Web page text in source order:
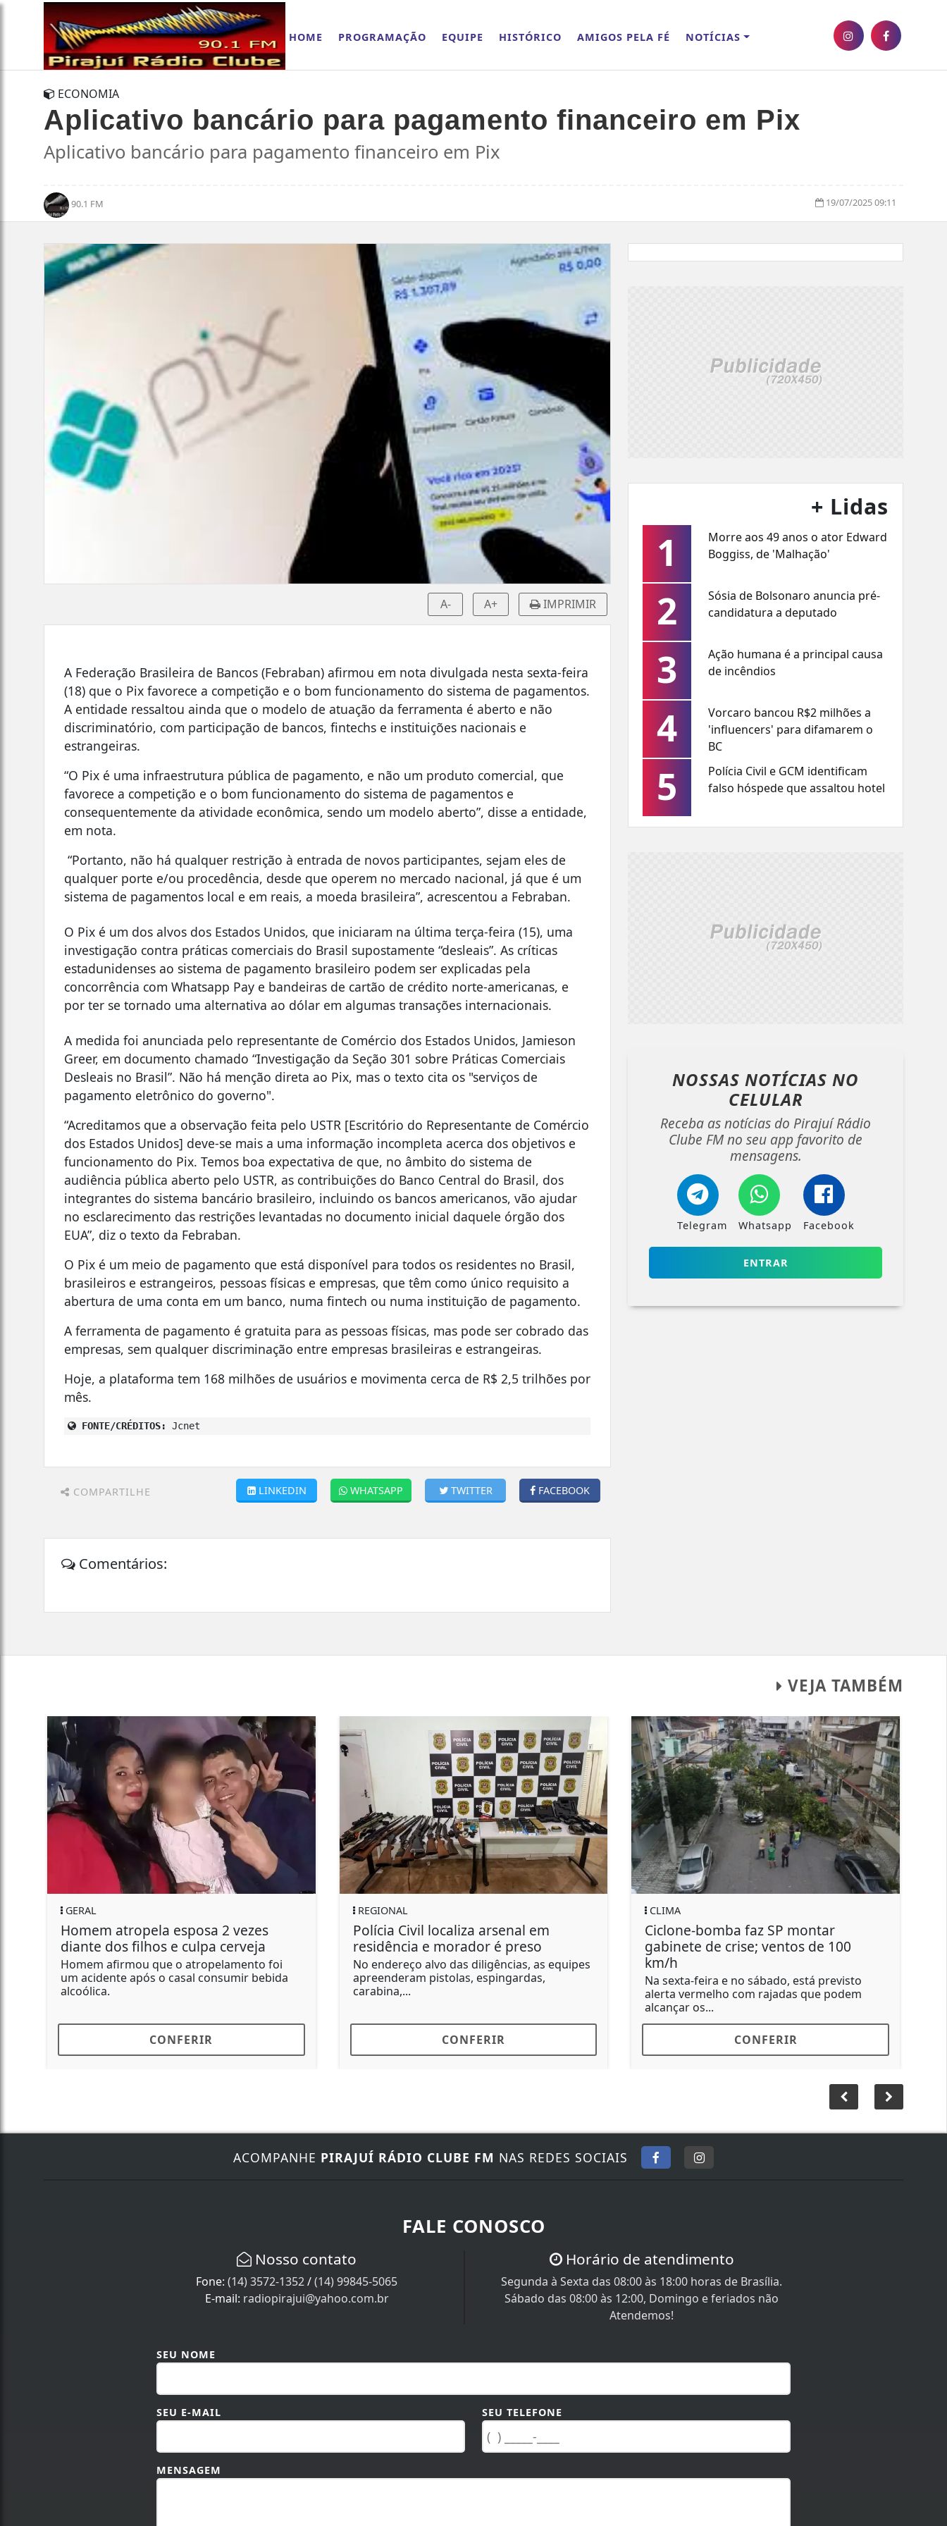
HOME PROGRAMAÇÃO EQUIPE HISTÓRICO AMIGOS PELA FÉ NOTÍCIAS
ECONOMIA
Aplicativo bancário para pagamento financeiro em Pix
Aplicativo bancário para pagamento financeiro em Pix
90.1 FM 19/07/2025 09:11
A- A+ IMPRIMIR
A Federação Brasileira de Bancos (Febraban) afirmou em nota divulgada nesta sexta-feira
(18) que o Pix favorece a competição e o bom funcionamento do sistema de pagamentos.
A entidade ressaltou ainda que o modelo de atuação da ferramenta é aberto e não
discriminatório, com participação de bancos, fintechs e instituições nacionais e
estrangeiras.
“O Pix é uma infraestrutura pública de pagamento, e não um produto comercial, que
favorece a competição e o bom funcionamento do sistema de pagamentos e
consequentemente da atividade econômica, sendo um modelo aberto”, disse a entidade,
em nota.
“Portanto, não há qualquer restrição à entrada de novos participantes, sejam eles de
qualquer porte e/ou procedência, desde que operem no mercado nacional, já que é um
sistema de pagamentos local e em reais, a moeda brasileira”, acrescentou a Febraban.
O Pix é um dos alvos dos Estados Unidos, que iniciaram na última terça-feira (15), uma
investigação contra práticas comerciais do Brasil supostamente “desleais”. As críticas
estadunidenses ao sistema de pagamento brasileiro podem ser explicadas pela
concorrência com Whatsapp Pay e bandeiras de cartão de crédito norte-americanas, e
por ter se tornado uma alternativa ao dólar em algumas transações internacionais.
A medida foi anunciada pelo representante de Comércio dos Estados Unidos, Jamieson
Greer, em documento chamado “Investigação da Seção 301 sobre Práticas Comerciais
Desleais no Brasil”. Não há menção direta ao Pix, mas o texto cita os "serviços de
pagamento eletrônico do governo".
“Acreditamos que a observação feita pelo USTR [Escritório do Representante de Comércio
dos Estados Unidos] deve-se mais a uma informação incompleta acerca dos objetivos e
funcionamento do Pix. Temos boa expectativa de que, no âmbito do sistema de
audiência pública aberto pelo USTR, as contribuições do Banco Central do Brasil, dos
integrantes do sistema bancário brasileiro, incluindo os bancos americanos, vão ajudar
no esclarecimento das restrições levantadas no documento inicial daquele órgão dos
EUA”, diz o texto da Febraban.
O Pix é um meio de pagamento que está disponível para todos os residentes no Brasil,
brasileiros e estrangeiros, pessoas físicas e empresas, que têm como único requisito a
abertura de uma conta em um banco, numa fintech ou numa instituição de pagamento.
A ferramenta de pagamento é gratuita para as pessoas físicas, mas pode ser cobrado das
empresas, sem qualquer discriminação entre empresas brasileiras e estrangeiras.
Hoje, a plataforma tem 168 milhões de usuários e movimenta cerca de R$ 2,5 trilhões por
mês.
FONTE/CRÉDITOS: Jcnet
COMPARTILHE FACEBOOK
TWITTER
WHATSAPP
LINKEDIN
Comentários:
+ Lidas
1
Morre aos 49 anos o ator Edward
Boggiss, de 'Malhação'
2
Sósia de Bolsonaro anuncia pré-
candidatura a deputado
3
Ação humana é a principal causa
de incêndios
4
Vorcaro bancou R$2 milhões a
'influencers' para difamarem o
BC
5
Polícia Civil e GCM identificam
falso hóspede que assaltou hotel
NOSSAS NOTÍCIASNO
CELULAR
Receba as notícias do Pirajuí Rádio
Clube FM no seu app favorito de
mensagens.
Telegram Whatsapp Facebook
ENTRAR
VEJA TAMBÉM
esposa 2 vezes
e culpa cerveja
que o atropelamento foi
o casal consumir bebida
Polícia Civil localiza arsenal em
residência e morador é preso
No endereço alvo das diligências, as equipes
apreenderam pistolas, espingardas,
Ciclone-bomba faz SP montar
gabinete de crise; ventos de 100
km/h
Na sexta-feira e no sábado, está previsto
alerta vermelho com rajadas que podem
'Por que não volta para o
vereadora a colega
acusada de xenofobia
ACOMPANHE PIRAJUÍ RÁDIO CLUBE FM NAS REDES SOCIAIS
FALE CONOSCO
Nosso contato
Fone:(14) 3572-1352/(14) 99845-5065
E-mail: radiopirajui@yahoo.com.br
Horário de atendimento
Segunda à Sexta das 08:00 às 18:00 horas de Brasília.
Sábado das 08:00 às 12:00, Domingo e feriados não
Atendemos!
SEU NOME
SEU E-MAIL SEU TELEFONE
MENSAGEM